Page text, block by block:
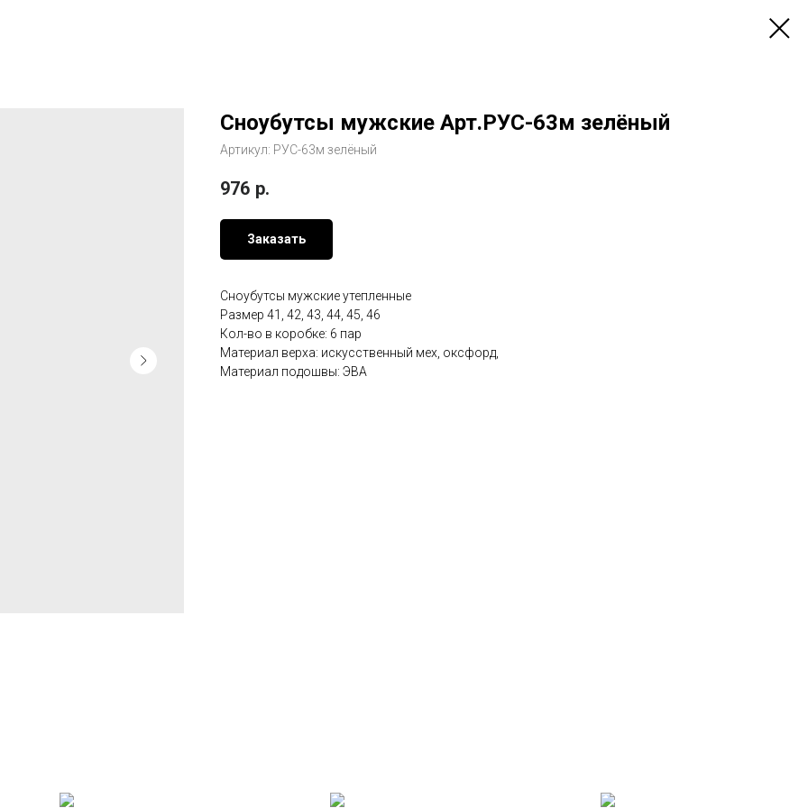
Сноубутсы мужские Арт.РУС-63м зелёный
Артикул: РУС-63м зелёный
976 р.
Заказать
Сноубутсы мужские утепленные
Размер 41, 42, 43, 44, 45, 46
Кол-во в коробке: 6 пар
Материал верха: искусственный мех, оксфорд,
Материал подошвы: ЭВА